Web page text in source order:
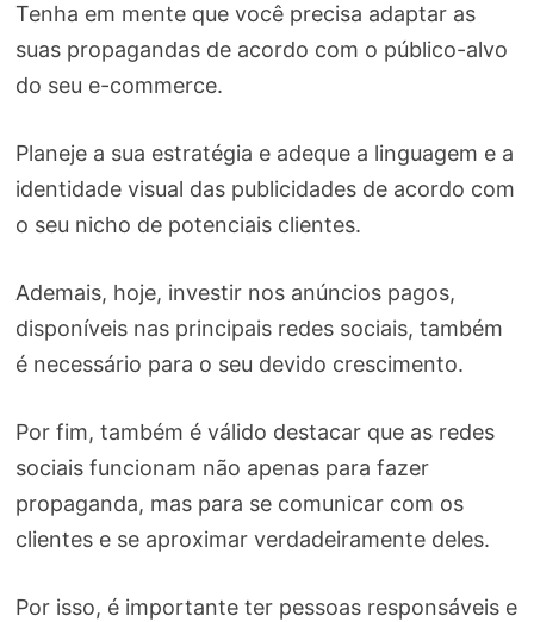
Tenha em mente que você precisa adaptar as
suas propagandas de acordo com o público-alvo
do seu e-commerce.
Planeje a sua estratégia e adeque a linguagem e a
identidade visual das publicidades de acordo com
o seu nicho de potenciais clientes.
Ademais, hoje, investir nos anúncios pagos,
disponíveis nas principais redes sociais, também
é necessário para o seu devido crescimento.
Por fim, também é válido destacar que as redes
sociais funcionam não apenas para fazer
propaganda, mas para se comunicar com os
clientes e se aproximar verdadeiramente deles.
Por isso, é importante ter pessoas responsáveis e